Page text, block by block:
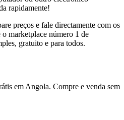
rapidamente!
preços e fale directamente com os
marketplace número 1 de
gratuito e para todos.
em Angola. Compre e venda sem